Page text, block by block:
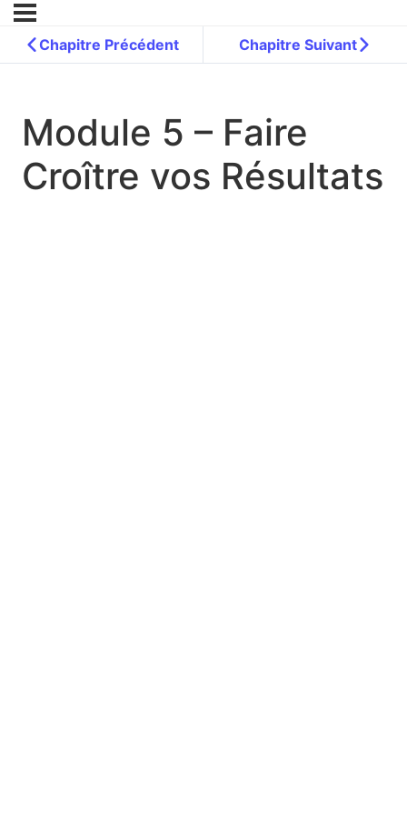
Chapitre Précédent Chapitre Suivant
Module 5 – Faire
Croître vos Résultats